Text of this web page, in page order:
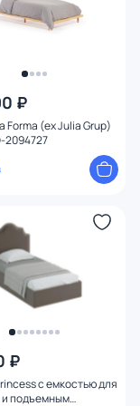
₽
Forma (ex Julia Grup)
2094727
₽
с емкостью для
и подъемным